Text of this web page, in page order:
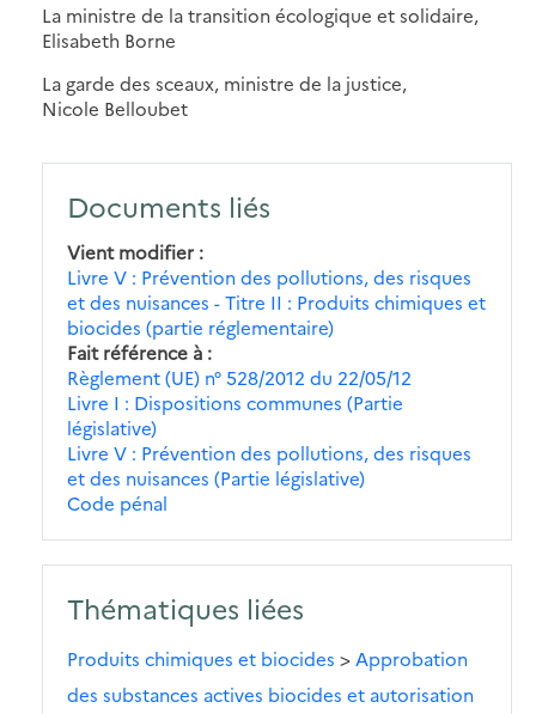
La ministre de la transition écologique et solidaire,
Elisabeth Borne
La garde des sceaux, ministre de la justice,
Nicole Belloubet
Documents liés
Vient modifier
Livre V : Prévention des pollutions, des risques
et des nuisances - Titre II : Produits chimiques et
biocides (partie réglementaire)
Fait référence à
Règlement (UE) n° 528/2012 du 22/05/12
Livre I : Dispositions communes (Partie
législative)
Livre V : Prévention des pollutions, des risques
et des nuisances (Partie législative)
Code pénal
Thématiques liées
Produits chimiques et biocides > Approbation
des substances actives biocides et autorisation